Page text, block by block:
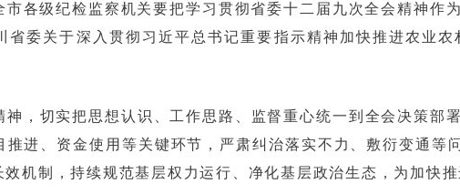
各级纪检监察机关要把学习贯彻省委十二届九次全会精神
省委关于深入贯彻习近平总书记重要指示精神加快推进农业
，切实把思想认识、工作思路、监督重心统一到全会决策
进、资金使用等关键环节，严肃纠治落实不力、敷衍变通
机制，持续规范基层权力运行、净化基层政治生态，为加快